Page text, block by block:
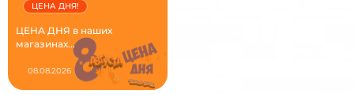
ЦЕНА ДНЯ в наших
магазинах...
ЦЕНА ДНЯ!
08.08.2026